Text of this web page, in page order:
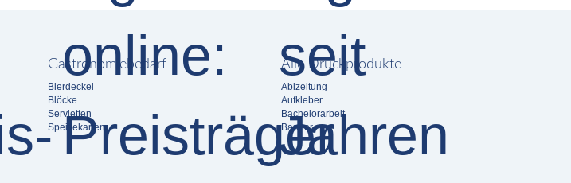
Gastronomiebedarf
Bierdeckel
Blöcke
Servietten
Speisekarten
Alle Druckprodukte
Abizeitung
Aufkleber
Bachelorarbeit
Banner